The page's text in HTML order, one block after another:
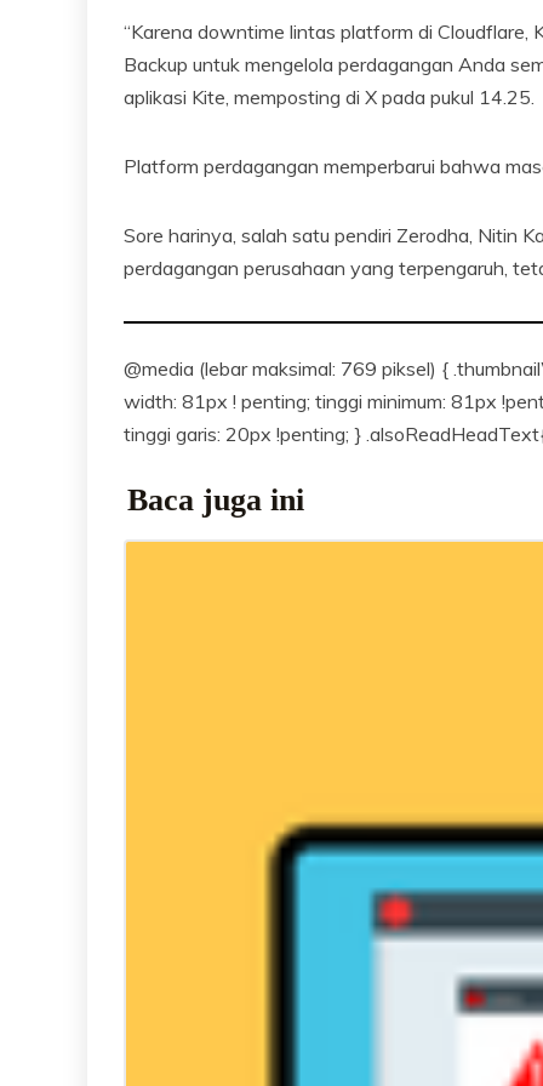
“Karena downtime lintas platform di
Backup untuk mengelola perdagangan Anda
aplikasi Kite, memposting di X pada pukul 14.25.
Platform perdagangan memperbarui bahwa
Sore harinya, salah satu pendiri Zerodha, Nitin
perdagangan perusahaan yang terpengaruh,
@media (lebar maksimal: 769 piksel) {
width: 81px ! penting; tinggi minimum: 81px
tinggi garis: 20px !penting; }
Baca juga ini